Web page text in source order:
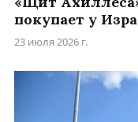
покупает у
23 июля 2026 г.